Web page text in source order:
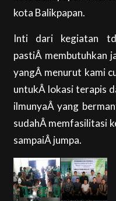
kota Balikpapan.
Inti dari kegiatan
pastiÂ membutuhkan
yangÂ menurut kami
untukÂ lokasi terapis
ilmunyaÂ yang
sudahÂ memfasilitasi
sampaiÂ jumpa.